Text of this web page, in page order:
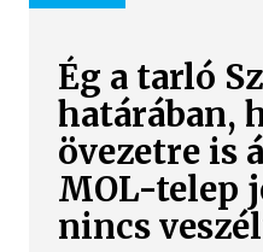
Ég a tarló
határában,
övezetre is
MOL-telep
nincs